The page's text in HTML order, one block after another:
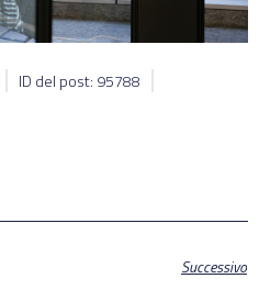
ID del post: 95788
Successivo